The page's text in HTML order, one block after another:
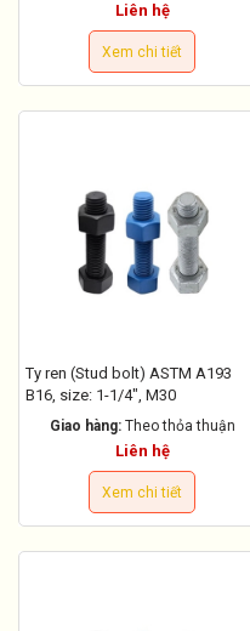
Liên hệ
Xem chi tiết
Ty ren (Stud bolt) ASTM A193
B16, size: 1-1/4", M30
Giao hàng: Theo thỏa thuận
Liên hệ
Xem chi tiết